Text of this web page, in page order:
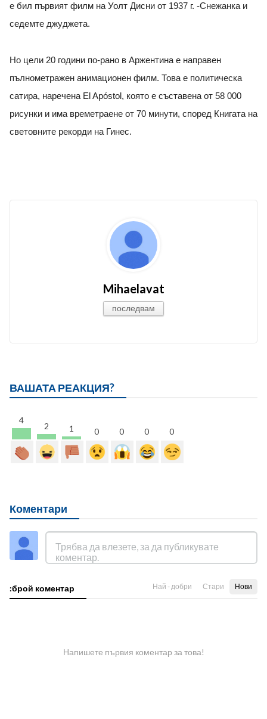
е бил първият филм на Уолт Дисни от 1937 г. -Снежанка и
седемте джуджета.
Но цели 20 години по-рано в Аржентина е направен
пълнометражен анимационен филм. Това е политическа
сатира, наречена El Apóstol, която е съставена от 58 000
рисунки и има времетраене от 70 минути, според Книгата на
световните рекорди на Гинес.
Mihaelavat
последвам
ВАШАТА РЕАКЦИЯ?
4
2 1 0 0 0 0
Коментари
:брой коментар Най - добри Стари Нови
Напишете първия коментар за това!